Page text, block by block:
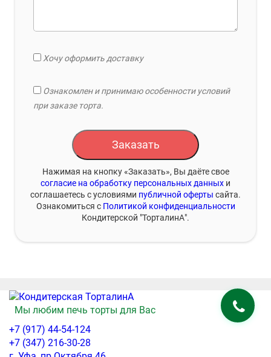
Хочу оформить доставку
Ознакомлен и принимаю особенности условий
при заказе торта.
Заказать
Нажимая на кнопку «Заказать», Вы даёте свое
согласие на обработку персональных данных и
соглашаетесь с условиями публичной оферты сайта.
Ознакомиться с Политикой конфиденциальности
Кондитерской "ТорталинА".
Мы любим печь торты для Вас
+7 (917) 44-54-124
+7 (347) 216-30-28